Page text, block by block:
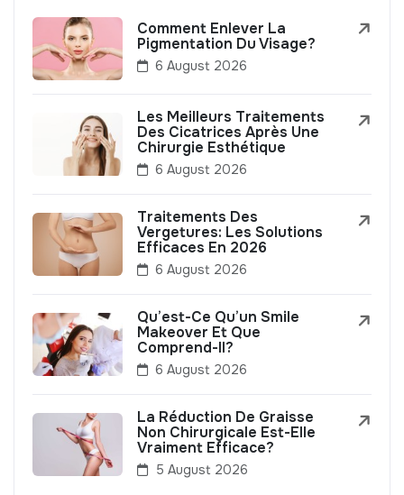
Comment Enlever La
Pigmentation Du Visage?
6 August 2026
Les Meilleurs Traitements
Des Cicatrices Après Une
Chirurgie Esthétique
6 August 2026
Traitements Des
Vergetures: Les Solutions
Efficaces En 2026
6 August 2026
Qu’est-Ce Qu’un Smile
Makeover Et Que
Comprend-Il?
6 August 2026
La Réduction De Graisse
Non Chirurgicale Est-Elle
Vraiment Efficace?
5 August 2026